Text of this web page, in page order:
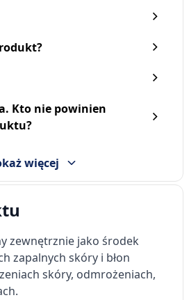
Kto nie powinien
więcej
zewnętrznie jako środek
zapalnych skóry i błon
skóry, odmrożeniach,